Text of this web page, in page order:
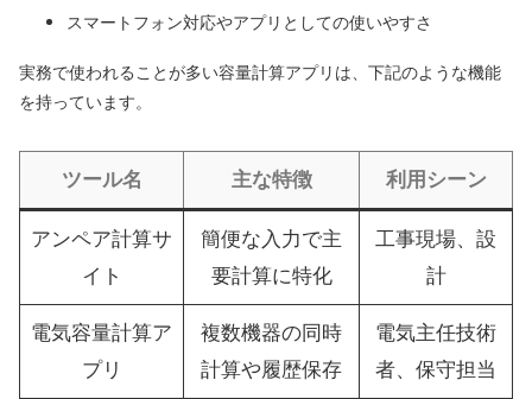
スマートフォン対応やアプリとしての使いやすさ
実務で使われることが多い容量計算アプリは、下記のような機能
を持っています。
ツール名 主な特徴 利用シーン
アンペア計算サ
イト
簡便な入力で主
要計算に特化
工事現場、設
計
電気容量計算ア
プリ
複数機器の同時
計算や履歴保存
電気主任技術
者、保守担当